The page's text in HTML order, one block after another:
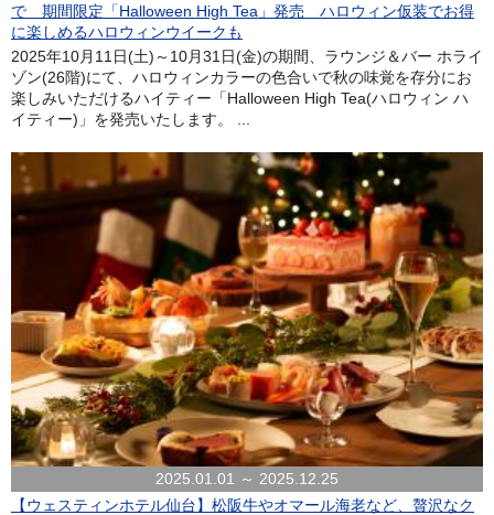
で 期間限定「Halloween High Tea」発売 ハロウィン仮装でお得
に楽しめるハロウィンウイークも
2025年10月11日(土)～10月31日(金)の期間、ラウンジ＆バー ホライ
ゾン(26階)にて、ハロウィンカラーの色合いで秋の味覚を存分にお
楽しみいただけるハイティー「Halloween High Tea(ハロウィン ハ
イティー)」を発売いたします。 ...
2025.01.01 ～ 2025.12.25
【ウェスティンホテル仙台】松阪牛やオマール海老など、贅沢なク